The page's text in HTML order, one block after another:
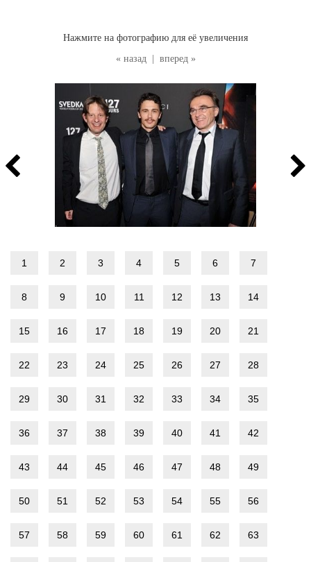
« назад вперед »
Нажмите на фотографию для её увеличения
1 2 3 4 5 6 7
8 9 10 11 12 13 14
15 16 17 18 19 20 21
22 23 24 25 26 27 28
29 30 31 32 33 34 35
36 37 38 39 40 41 42
43 44 45 46 47 48 49
50 51 52 53 54 55 56
57 58 59 60 61 62 63